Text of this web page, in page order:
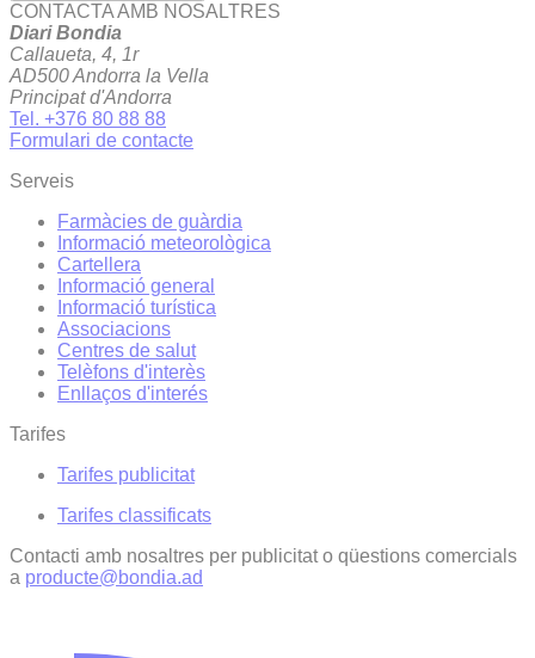
CONTACTA AMB NOSALTRES
Diari Bondia
Callaueta, 4, 1r
AD500 Andorra la Vella
Principat d'Andorra
Tel. +376 80 88 88
Formulari de contacte
Serveis
Farmàcies de guàrdia
Informació meteorològica
Cartellera
Informació general
Informació turística
Associacions
Centres de salut
Telèfons d'interès
Enllaços d'interés
Tarifes
Tarifes publicitat
Tarifes classificats
Contacti amb nosaltres per publicitat o qüestions comercials
a producte@bondia.ad